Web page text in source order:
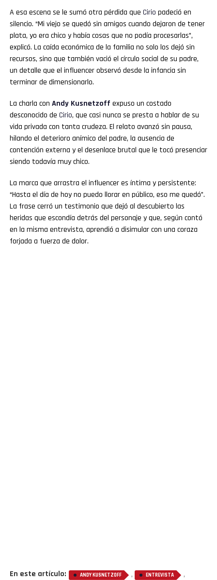
A esa escena se le sumó otra pérdida que Cirio padeció en
silencio. “Mi viejo se quedó sin amigos cuando dejaron de tener
plata, yo era chico y había cosas que no podía procesarlas”,
explicó. La caída económica de la familia no solo los dejó sin
recursos, sino que también vació el círculo social de su padre,
un detalle que el influencer observó desde la infancia sin
terminar de dimensionarlo.
La charla con Andy Kusnetzoff expuso un costado
desconocido de Cirio, que casi nunca se presta a hablar de su
vida privada con tanta crudeza. El relato avanzó sin pausa,
hilando el deterioro anímico del padre, la ausencia de
contención externa y el desenlace brutal que le tocó presenciar
siendo todavía muy chico.
La marca que arrastra el influencer es íntima y persistente:
“Hasta el día de hoy no puedo llorar en público, eso me quedó”.
La frase cerró un testimonio que dejó al descubierto las
heridas que escondía detrás del personaje y que, según contó
en la misma entrevista, aprendió a disimular con una coraza
forjada a fuerza de dolor.
En este artículo: ANDY KUSNETZOFF , ENTREVISTA ,